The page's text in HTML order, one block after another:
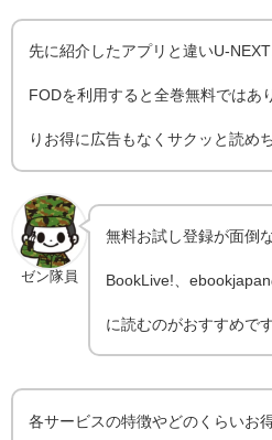
先に紹介したアプリと違いU-NEXT
FODを利用すると全巻無料ではあ
りお得に広告もなくサクッと読め
ゼン隊員
無料お試し登録が面倒
BookLive!、
に読むのがおすすめです
各サービスの特徴やどのくらいお